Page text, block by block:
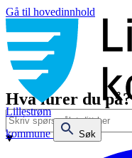
Gå til hovedinnhold
Lillestrøm
kommune
Søk
Hva lurer du på?